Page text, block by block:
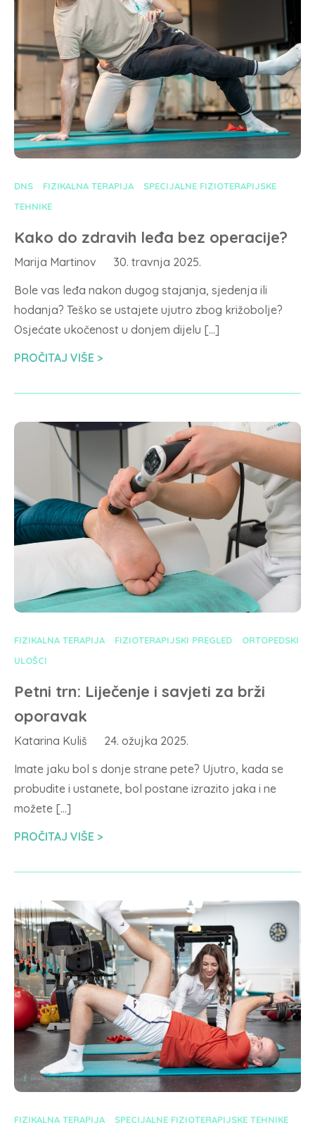
DNS FIZIKALNA TERAPIJA
SPECIJALNE FIZIOTERAPIJSKE
TEHNIKE
Kako do zdravih leđa bez operacije?
Marija Martinov
30. travnja 2025.
Bole vas leđa nakon dugog stajanja, sjedenja ili
hodanja? Teško se ustajete ujutro zbog križobolje?
Osjećate ukočenost u donjem dijelu […]
PROČITAJ VIŠE
FIZIKALNA TERAPIJA FIZIOTERAPIJSKI PREGLED
ORTOPEDSKI
ULOŠCI
Petni trn: Liječenje i savjeti za brži
oporavak
Katarina Kuliš
24. ožujka 2025.
Imate jaku bol s donje strane pete? Ujutro, kada se
probudite i ustanete, bol postane izrazito jaka i ne
možete […]
PROČITAJ VIŠE
FIZIKALNA TERAPIJA SPECIJALNE FIZIOTERAPIJSKE TEHNIKE